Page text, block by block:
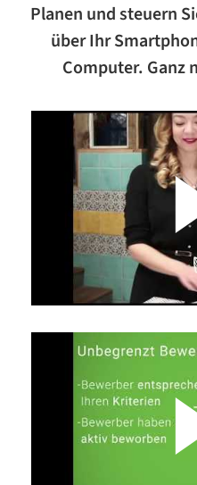
Planen und steuern
über Ihr
Computer. Ganz